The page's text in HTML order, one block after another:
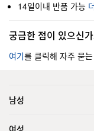
14일이내 반품 가능
궁금한 점이 있으신
여기를 클릭해 자주 묻
남성
여성